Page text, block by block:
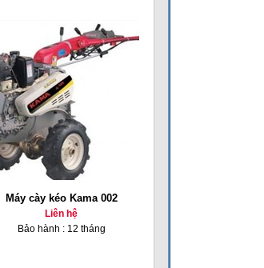
Máy cày kéo Kama 002
Liên hệ
Bảo hành : 12 tháng